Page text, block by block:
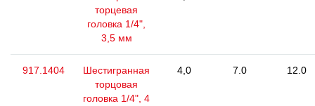
торцевая
головка 1/4",
3,5 мм
917.1404
Шестигранная
торцовая
головка 1/4", 4
4,0 7.0 12.0